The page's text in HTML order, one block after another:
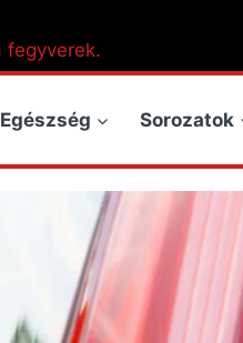
fegyverek.
Egészség Sorozatok